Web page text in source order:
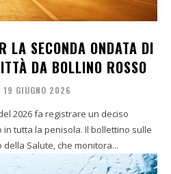
LA SECONDA ONDATA DI
DA BOLLINO ROSSO
19 GIUGNO 2026
2026 fa registrare un deciso
tutta la penisola. Il bollettino sulle
Salute, che monitora...